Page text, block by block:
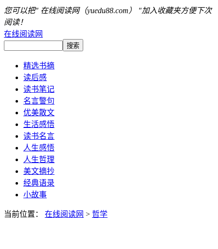
您可以把" 在线阅读网（yuedu88.com） "加入收藏夹方便下次
阅读！
在线阅读网
精选书摘
读后感
读书笔记
名言警句
优美散文
生活感悟
读书名言
人生感悟
人生哲理
美文摘抄
经典语录
小故事
当前位置： 在线阅读网 > 哲学